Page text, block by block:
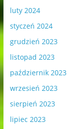
luty 2024
styczeń 2024
grudzień 2023
listopad 2023
październik 2023
wrzesień 2023
sierpień 2023
lipiec 2023